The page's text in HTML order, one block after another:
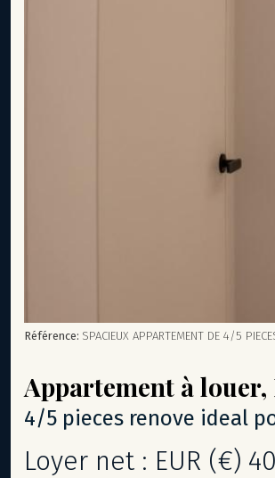
Référence: SPACIEUX APPARTEMENT DE 4/5
Appartement à louer,
4/5 pieces renove ideal
Loyer net : EUR (€)